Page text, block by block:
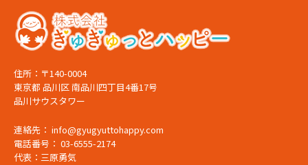
住所：〒140-0004
東京都 品川区 南品川四丁目4番17号
品川サウスタワー
連絡先： info@gyugyuttohappy.com
電話番号： 03-6555-2174
代表：三原勇気